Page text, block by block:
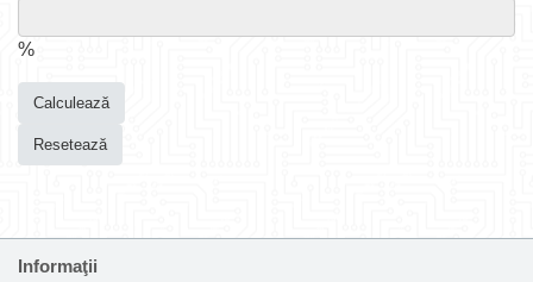
%
Calculează
Resetează
Informaţii